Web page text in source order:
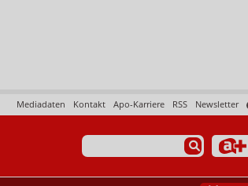
Newsletter
RSS
Apo-Karriere
Kontakt
Mediadaten